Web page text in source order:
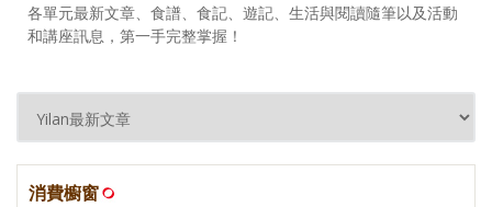
各單元最新文章、食譜、食記、遊記、生活與閱讀隨筆以及活動
和講座訊息，第一手完整掌握！
消費櫥窗